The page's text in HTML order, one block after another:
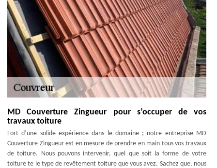
MD Couverture Zingueur pour s’occuper de vos
travaux toiture
Fort d’une solide expérience dans le domaine ; notre entreprise MD
Couverture Zingueur est en mesure de prendre en main tous vos travaux
de toiture. Nous pouvons intervenir, quel que soit la forme de votre
toiture te le type de revêtement toiture que vous avez. Sachez que, nous